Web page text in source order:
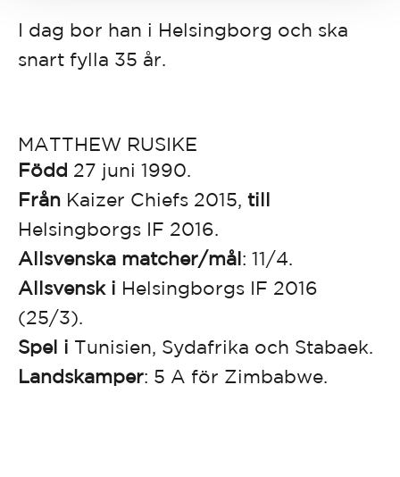
I dag bor han i Helsingborg och ska
snart fylla 35 år.
MATTHEW RUSIKE
Född 27 juni 1990.
Från Kaizer Chiefs 2015, till
Helsingborgs IF 2016.
Allsvenska matcher/mål: 11/4.
Allsvensk i Helsingborgs IF 2016
(25/3).
Spel i Tunisien, Sydafrika och Stabaek.
Landskamper: 5 A för Zimbabwe.